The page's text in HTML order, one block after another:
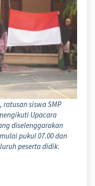
siswa SMP
Upacara
diselenggarakan
pukul 07.00 dan
peserta didik.